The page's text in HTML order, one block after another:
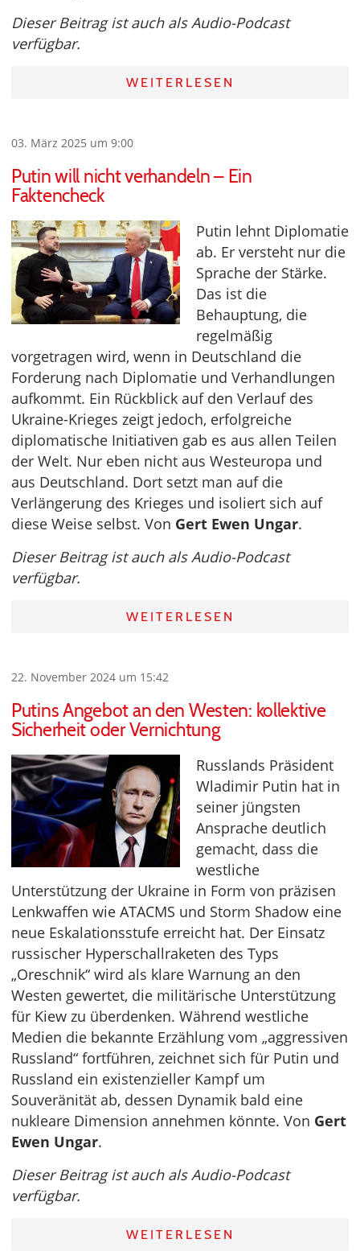
Dieser Beitrag ist auch als Audio-Podcast
verfügbar.
WEITERLESEN
03. März 2025 um 9:00
Putin will nicht verhandeln – Ein
Faktencheck
Putin lehnt Diplomatie
ab. Er versteht nur die
Sprache der Stärke.
Das ist die
Behauptung, die
regelmäßig
vorgetragen wird, wenn in Deutschland die
Forderung nach Diplomatie und Verhandlungen
aufkommt. Ein Rückblick auf den Verlauf des
Ukraine-Krieges zeigt jedoch, erfolgreiche
diplomatische Initiativen gab es aus allen Teilen
der Welt. Nur eben nicht aus Westeuropa und
aus Deutschland. Dort setzt man auf die
Verlängerung des Krieges und isoliert sich auf
diese Weise selbst. Von Gert Ewen Ungar.
Dieser Beitrag ist auch als Audio-Podcast
verfügbar.
WEITERLESEN
22. November 2024 um 15:42
Putins Angebot an den Westen: kollektive
Sicherheit oder Vernichtung
Russlands Präsident
Wladimir Putin hat in
seiner jüngsten
Ansprache deutlich
gemacht, dass die
westliche
Unterstützung der Ukraine in Form von präzisen
Lenkwaffen wie ATACMS und Storm Shadow eine
neue Eskalationsstufe erreicht hat. Der Einsatz
russischer Hyperschallraketen des Typs
„Oreschnik“ wird als klare Warnung an den
Westen gewertet, die militärische Unterstützung
für Kiew zu überdenken. Während westliche
Medien die bekannte Erzählung vom „aggressiven
Russland“ fortführen, zeichnet sich für Putin und
Russland ein existenzieller Kampf um
Souveränität ab, dessen Dynamik bald eine
nukleare Dimension annehmen könnte. Von Gert
Ewen Ungar.
Dieser Beitrag ist auch als Audio-Podcast
verfügbar.
WEITERLESEN